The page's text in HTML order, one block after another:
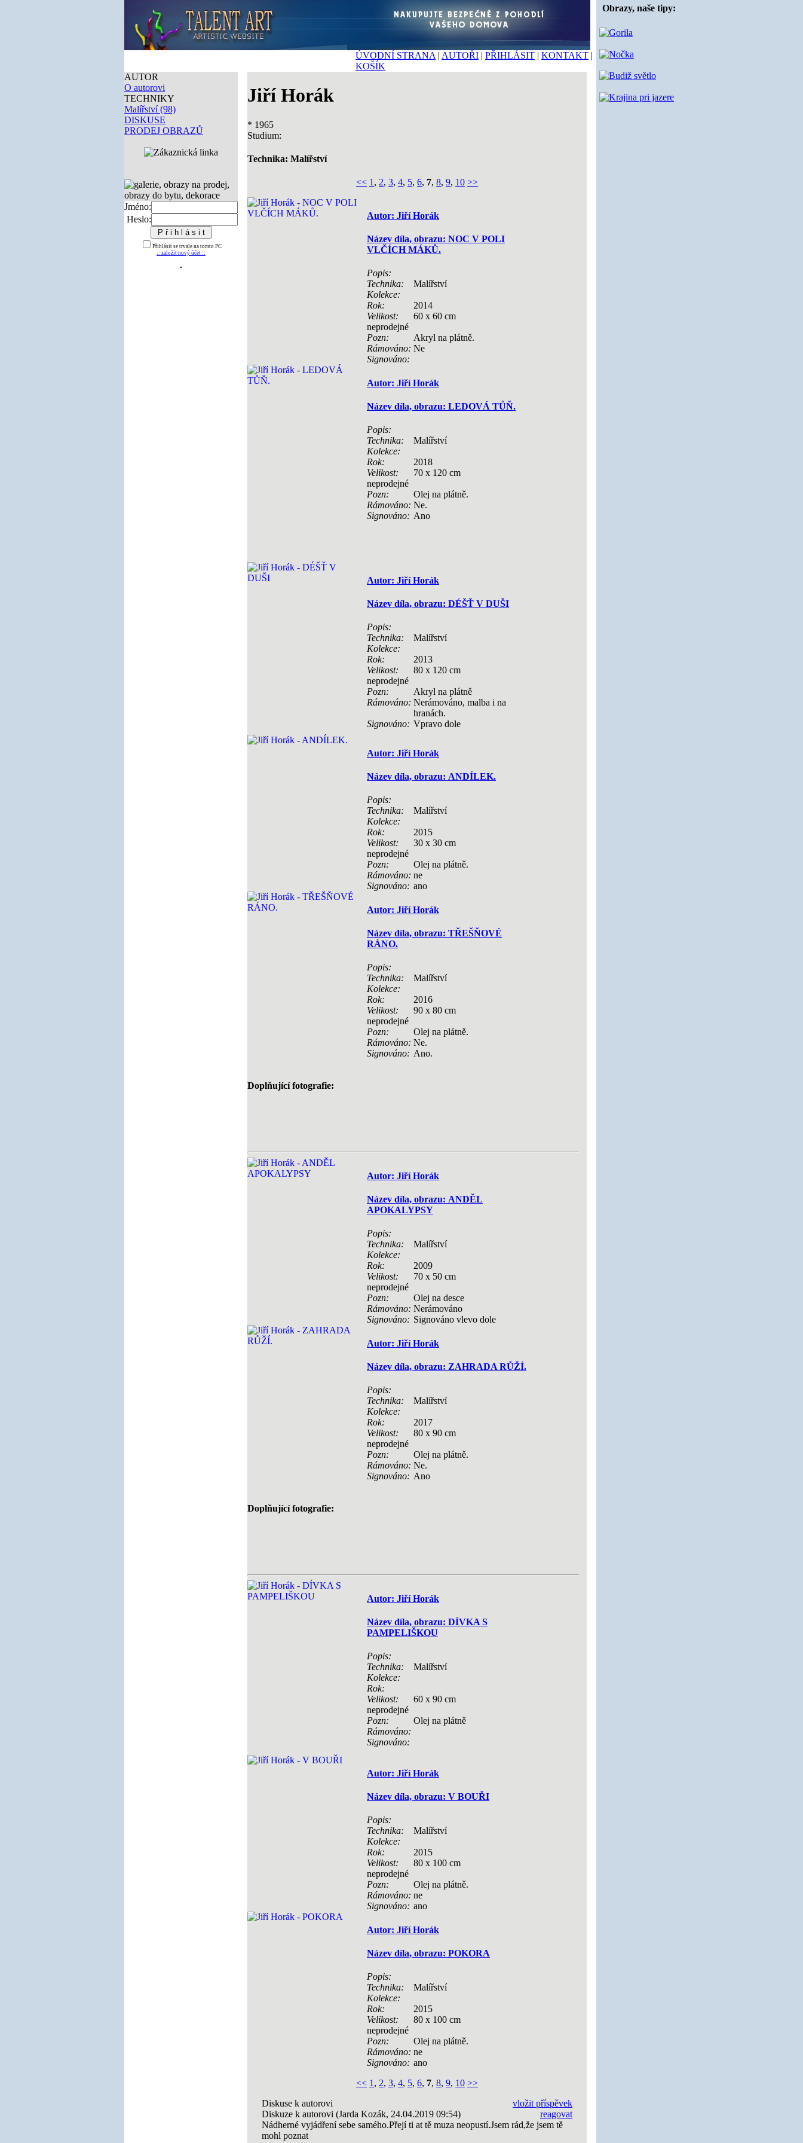
ÚVODNÍ STRANA | AUTOŘI | PŘIHLÁSIT | KONTAKT |
KOŠÍK
AUTOR
O autorovi
TECHNIKY
Malířství (98)
DISKUSE
PRODEJ OBRAZŮ
Jméno:
Heslo:
Přihlásit se trvale na tomto PC
:: založit nový účet ::
Jiří Horák
* 1965
Studium:
Technika: Malířství
<< 1, 2, 3, 4, 5, 6, 7, 8, 9, 10 >>
Autor: Jiří Horák
Název díla, obrazu: NOC V POLI
VLČÍCH MÁKŮ.
Popis:
Technika:
Malířství
Kolekce:
Rok:
2014
Velikost:
60 x 60 cm
neprodejné
Pozn:
Akryl na plátně.
Rámováno: Ne
Signováno:
Autor: Jiří Horák
Název díla, obrazu: LEDOVÁ TŮŇ.
Popis:
Technika:
Malířství
Kolekce:
Rok:
2018
Velikost:
70 x 120 cm
neprodejné
Pozn:
Olej na plátně.
Rámováno: Ne.
Signováno: Ano
Autor: Jiří Horák
Název díla, obrazu: DÉŠŤ V DUŠI
Popis:
Technika:
Malířství
Kolekce:
Rok:
2013
Velikost:
80 x 120 cm
neprodejné
Pozn:
Akryl na plátně
Rámováno: Nerámováno, malba i na
hranách.
Signováno: Vpravo dole
Autor: Jiří Horák
Název díla, obrazu: ANDÍLEK.
Popis:
Technika:
Malířství
Kolekce:
Rok:
2015
Velikost:
30 x 30 cm
neprodejné
Pozn:
Olej na plátně.
Rámováno: ne
Signováno: ano
Autor: Jiří Horák
Název díla, obrazu: TŘEŠŇOVÉ
RÁNO.
Popis:
Technika:
Malířství
Kolekce:
Rok:
2016
Velikost:
90 x 80 cm
neprodejné
Pozn:
Olej na plátně.
Rámováno: Ne.
Signováno: Ano.
Doplňující fotografie:
Autor: Jiří Horák
Název díla, obrazu: ANDĚL
APOKALYPSY
Popis:
Technika:
Malířství
Kolekce:
Rok:
2009
Velikost:
70 x 50 cm
neprodejné
Pozn:
Olej na desce
Rámováno: Nerámováno
Signováno: Signováno vlevo dole
Autor: Jiří Horák
Název díla, obrazu: ZAHRADA RŮŽÍ.
Popis:
Technika:
Malířství
Kolekce:
Rok:
2017
Velikost:
80 x 90 cm
neprodejné
Pozn:
Olej na plátně.
Rámováno: Ne.
Signováno: Ano
Doplňující fotografie:
Autor: Jiří Horák
Název díla, obrazu: DÍVKA S
PAMPELIŠKOU
Popis:
Technika:
Malířství
Kolekce:
Rok:
Velikost:
60 x 90 cm
neprodejné
Pozn:
Olej na plátně
Rámováno:
Signováno:
Autor: Jiří Horák
Název díla, obrazu: V BOUŘI
Popis:
Technika:
Malířství
Kolekce:
Rok:
2015
Velikost:
80 x 100 cm
neprodejné
Pozn:
Olej na plátně.
Rámováno: ne
Signováno: ano
Autor: Jiří Horák
Název díla, obrazu: POKORA
Popis:
Technika:
Malířství
Kolekce:
Rok:
2015
Velikost:
80 x 100 cm
neprodejné
Pozn:
Olej na plátně.
Rámováno: ne
Signováno: ano
<< 1, 2, 3, 4, 5, 6, 7, 8, 9, 10 >>
Diskuse k autorovi
vložit příspěvek
Diskuze k autorovi (Jarda Kozák, 24.04.2019 09:54)
reagovat
Nádherné vyjádření sebe samého.Přejí ti at tě muza neopustí.Jsem rád,že jsem tě
mohl poznat
Obrazy, naše tipy: